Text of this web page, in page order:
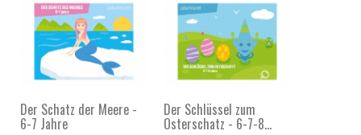
Der Schatz der Meere -
6-7 Jahre
Der Schlüssel zum
Osterschatz - 6-7-8...